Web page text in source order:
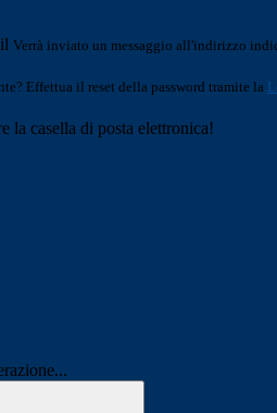
Verrà inviato un messaggio all'indirizzo
Effettua il reset della password tramite la
la casella di posta elettronica!